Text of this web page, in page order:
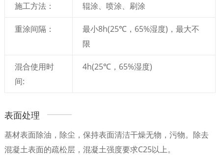
施工方法： 辊涂、喷涂、刷涂
重涂间隔：
最小8h(25℃，65%湿度)，最大不
限
混合使用时
间:
4h(25℃，65%湿度)
表面处理
基材表面除油，除尘，保持表面清洁干燥无物，污物。除去
混凝土表面的疏松层，混凝土强度要求C25以上。